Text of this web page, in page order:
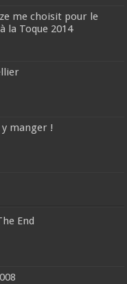
me choisit pour le
la Toque 2014
y manger !
End